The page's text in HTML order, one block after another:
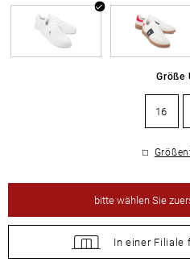
Größe
16
bittewählen Sie
In einer Filiale